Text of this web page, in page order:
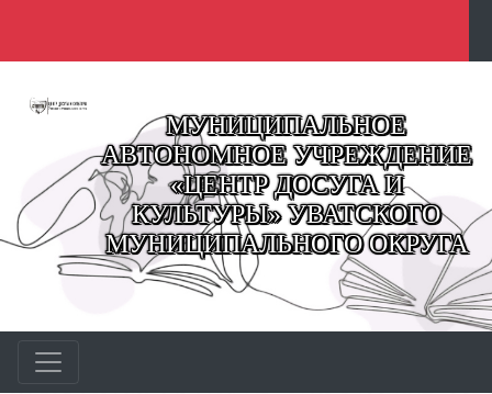
МУНИЦИПАЛЬНОЕ
АВТОНОМНОЕ УЧРЕЖДЕНИЕ
«ЦЕНТР ДОСУГА И
КУЛЬТУРЫ» УВАТСКОГО
МУНИЦИПАЛЬНОГО ОКРУГА